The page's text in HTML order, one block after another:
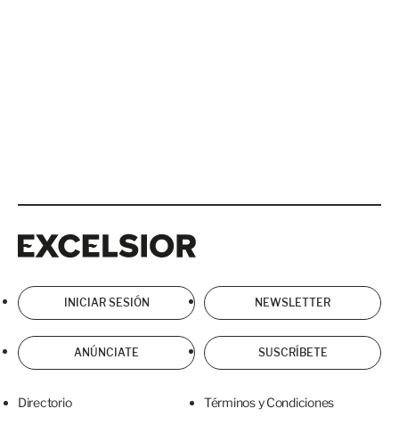
INICIAR SESIÓN NEWSLETTER
ANÚNCIATE SUSCRÍBETE
Directorio Términos y Condiciones